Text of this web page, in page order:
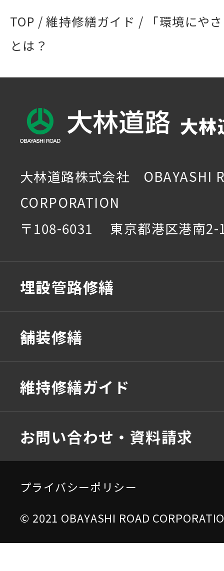
TOP /維持修繕ガイド / 「環境にや
とは？
大林
大林道路株式会社 OBAYASHI
CORPORATION
〒108-6031 東京都港区港南2-
埋設管路修繕
舗装修繕
維持修繕ガイド
お問い合わせ・資料請求
プライバシーポリシー
© 2021 OBAYASHI ROAD